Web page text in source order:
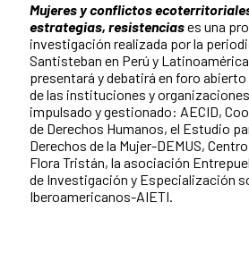
Mujeres y conflictos
estrategias, resistenciases una
investigación realizada por la
Santisteban en Perú y
presentará y debatirá en foro
de las instituciones y
impulsado y gestionado: AECID,
de Derechos Humanos, el Estudio
Derechos de la Mujer-DEMUS,
Flora Tristán, la asociación
de Investigación y Especialización
Iberoamericanos-AIETI.